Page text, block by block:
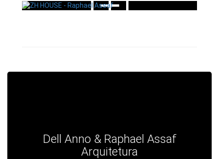
Dell Anno & Raphael Assaf
Arquitetura